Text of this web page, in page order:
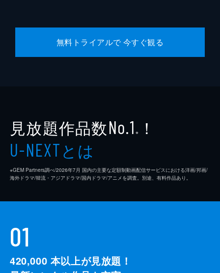
無料トライアルで 今すぐ観る
見放題作品数No.1 ※ ！
U-NEXTとは
※GEM Partners調べ/2026年7⽉ 国内の主要な定額制動画配信サービスにおける洋画/邦画/
海外ドラマ/韓流・アジアドラマ/国内ドラマ/アニメを調査。別途、有料作品あり。
01
420,000 本以上が見放題！